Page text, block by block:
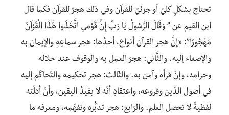
تحتاج بشكلٍ كليّ أو جزئيّ للقرآن وفي ذلك هجرٌ للقرآن فكما قال
ابن القيم عن ” وَقَالَ الرَّسُولُ يَا رَبِّ إِنَّ قَوْمِي اتَّخَذُوا هَٰذَا الْقُرْآنَ
مَهْجُورًا”: «إنَّ هجر القرآن أنواع، أحدُها: هجر سماعِهِ والإيمان به
والإصغاء إليه. والثَّاني: هجرُ العمل به والوقوف عند حلاله
وحرامه، وإنْ قرأه وآمن به. والثّالث: هجر تحكيمه والتّحاكُم إليه
في أصول الدّين وفروعه، واعتقادِ أنّه لا يفيدُ اليقين، وأنّ أدلّته
لفظيةٌ لا تحصل العلم. والرّابع: هجر تدبُّره وتفهّمه، ومعرفه ما